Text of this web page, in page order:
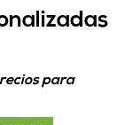
para